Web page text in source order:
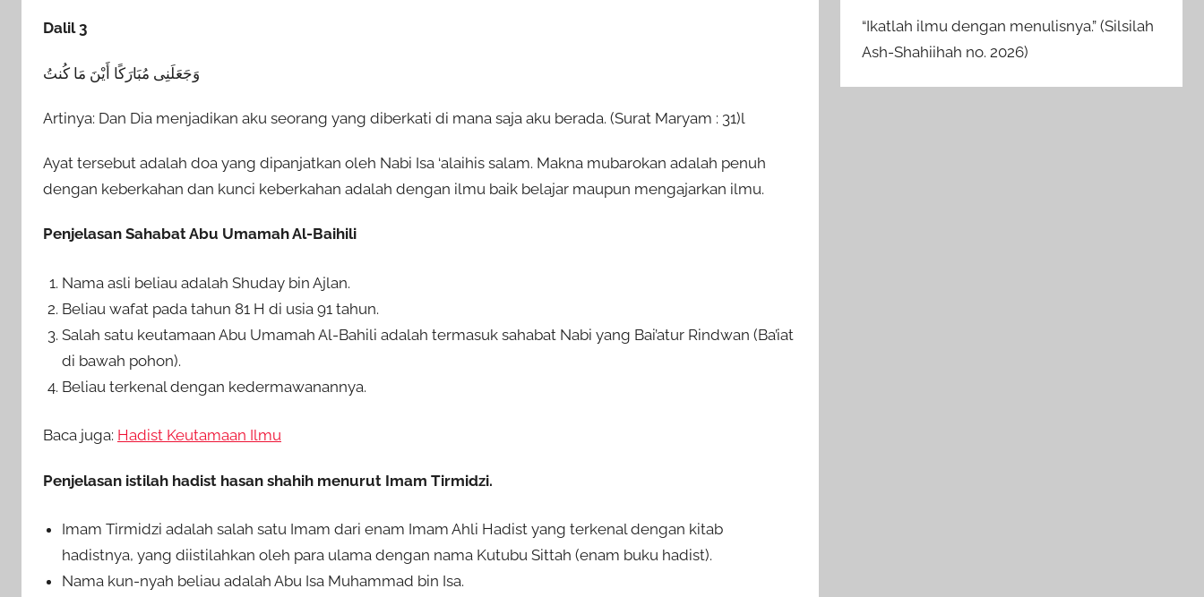
Dalil 3
وَجَعَلَنِى مُبَارَكًا أَيْنَ مَا كُنتُ
Artinya: Dan Dia menjadikan aku seorang yang diberkati di mana saja aku berada. (Surat Maryam : 31)l
Ayat tersebut adalah doa yang dipanjatkan oleh Nabi Isa ‘alaihis salam. Makna mubarokan adalah penuh
dengan keberkahan dan kunci keberkahan adalah dengan ilmu baik belajar maupun mengajarkan ilmu.
Penjelasan Sahabat Abu Umamah Al-Baihili
Nama asli beliau adalah Shuday bin Ajlan.
Beliau wafat pada tahun 81 H di usia 91 tahun.
Salah satu keutamaan Abu Umamah Al-Bahili adalah termasuk sahabat Nabi yang Bai’atur Rindwan (Ba’iat
di bawah pohon).
Beliau terkenal dengan kedermawanannya.
Baca juga: Hadist Keutamaan Ilmu
Penjelasan istilah hadist hasan shahih menurut Imam Tirmidzi.
Imam Tirmidzi adalah salah satu Imam dari enam Imam Ahli Hadist yang terkenal dengan kitab
hadistnya, yang diistilahkan oleh para ulama dengan nama Kutubu Sittah (enam buku hadist).
Nama kun-nyah beliau adalah Abu Isa Muhammad bin Isa.
“Ikatlah ilmu dengan menulisnya.” (Silsilah
Ash-Shahiihah no. 2026)